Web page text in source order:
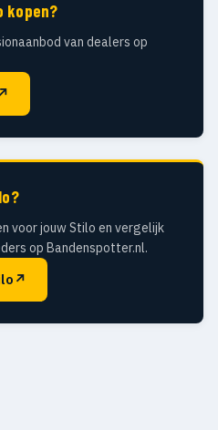
kopen?
van dealers op
↗
voor jouw Stilo en vergelijk
op Bandenspotter.nl.
↗